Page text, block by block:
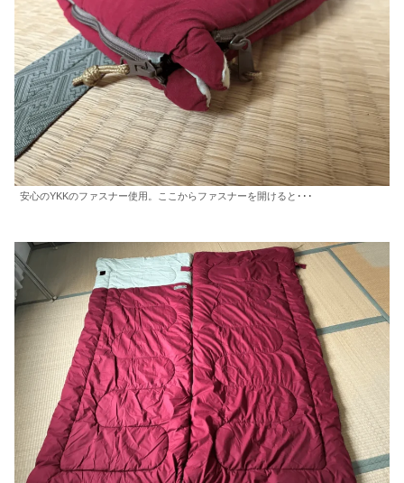
安心のYKKのファスナー使用。ここからファスナーを開けると･･･